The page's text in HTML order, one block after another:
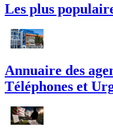
Les plus
Annuaire des
Téléphones et